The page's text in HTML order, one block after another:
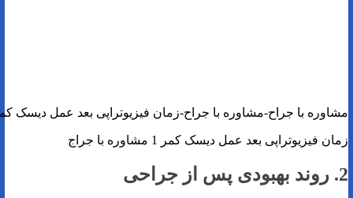
مشاوره با جراح-مشاوره با جراح-زمان فیزیوتراپی بعد عمل دیسک
زمان فیزیوتراپی بعد عمل دیسک کمر 1 مشاوره با جراج
2. روند بهبودی پس از جراحی